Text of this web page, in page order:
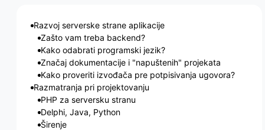
Razvoj serverske strane aplikacije
Zašto vam treba backend?
Kako odabrati programski jezik?
Značaj dokumentacije i "napuštenih" projekata
Kako proveriti izvođača pre potpisivanja ugovora?
Razmatranja pri projektovanju
PHP za serversku stranu
Delphi, Java, Python
Širenje